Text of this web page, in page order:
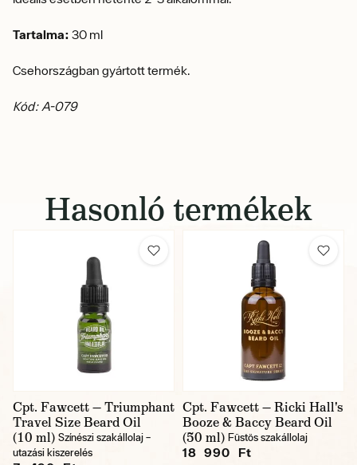
Tartalma: 30 ml
Csehországban gyártott termék.
Kód: A-079
Hasonló termékek
Cpt. Fawcett — Triumphant
Travel Size Beard Oil
(10 ml) Színészi szakállolaj –
utazási kiszerelés
Cpt. Fawcett — Ricki Hall's
Booze & Baccy Beard Oil
(50 ml) Füstös szakállolaj
18 990 Ft